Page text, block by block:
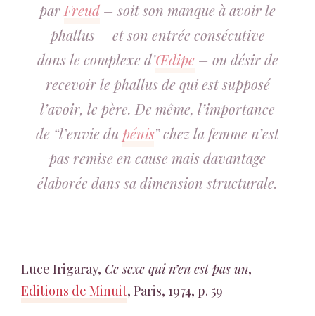
par Freud – soit son manque à avoir le
phallus – et son entrée consécutive
dans le complexe d’Œdipe– ou désir de
recevoir le phallus de qui est supposé
l’avoir, le père. De même, l’importance
de “l’envie dupénis” chez la femme n’est
pas remise en cause mais davantage
élaborée dans sa dimension structurale.
Luce Irigaray, Ce sexe qui n’en est pas un,
Editions de Minuit, Paris, 1974, p. 59